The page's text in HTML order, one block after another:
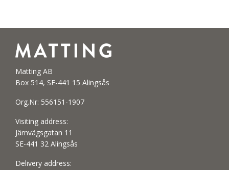
Matting AB
Box 514, SE-441 15 Alingsås
Org.Nr: 556151-1907
Visiting address:
Järnvägsgatan 11
SE-441 32 Alingsås
Delivery address: